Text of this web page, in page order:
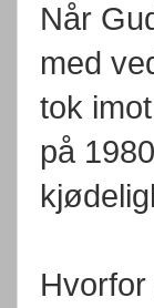
Når
med
tok
på